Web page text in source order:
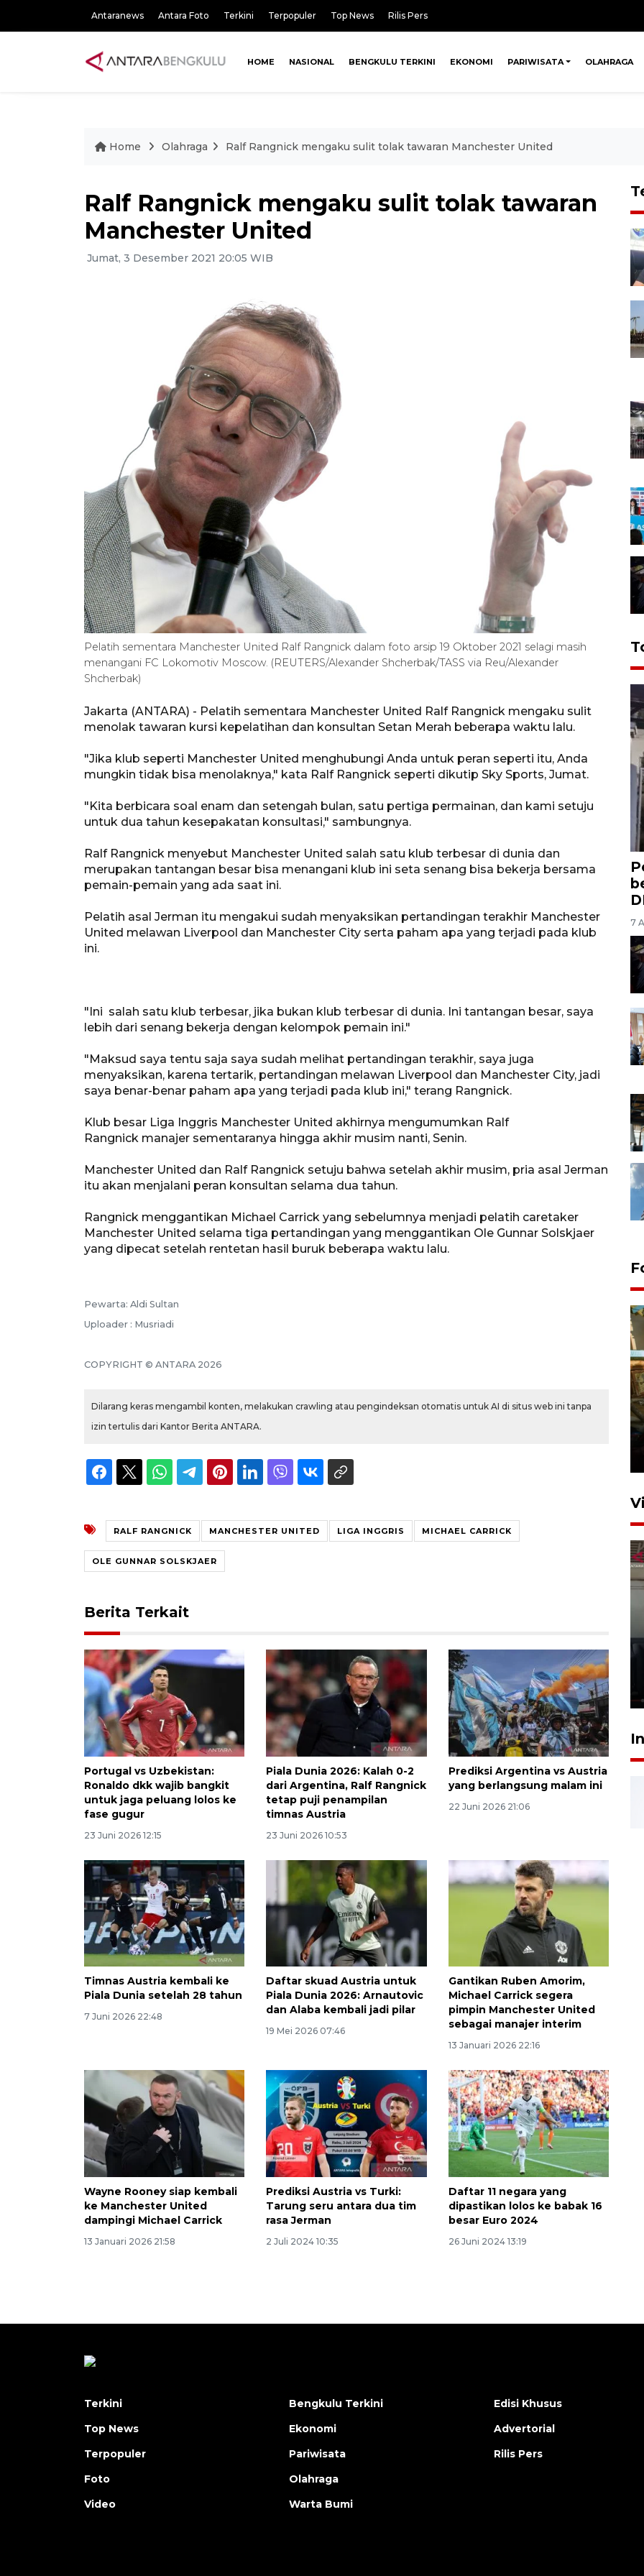
Antaranews Antara Foto Terkini Terpopuler Top News Rilis Pers
HOME NASIONAL BENGKULU TERKINI EKONOMI PARIWISATA OLAHRAGA
Home Olahraga Ralf Rangnick mengaku sulit tolak tawaran Manchester United
Ralf Rangnick mengaku sulit tolak tawaran
Manchester United
Jumat, 3 Desember 2021 20:05 WIB
Pelatih sementara Manchester United Ralf Rangnick dalam foto arsip 19 Oktober 2021 selagi masih
menangani FC Lokomotiv Moscow. (REUTERS/Alexander Shcherbak/TASS via Reu/Alexander
Shcherbak)
Jakarta (ANTARA) - Pelatih sementara Manchester United Ralf Rangnick mengaku sulit
menolak tawaran kursi kepelatihan dan konsultan Setan Merah beberapa waktu lalu.
"Jika klub seperti Manchester United menghubungi Anda untuk peran seperti itu, Anda
mungkin tidak bisa menolaknya," kata Ralf Rangnick seperti dikutip Sky Sports, Jumat.
"Kita berbicara soal enam dan setengah bulan, satu pertiga permainan, dan kami setuju
untuk dua tahun kesepakatan konsultasi," sambungnya.
Ralf Rangnick menyebut Manchester United salah satu klub terbesar di dunia dan
merupakan tantangan besar bisa menangani klub ini seta senang bisa bekerja bersama
pemain-pemain yang ada saat ini.
Pelatih asal Jerman itu mengakui sudah menyaksikan pertandingan terakhir Manchester
United melawan Liverpool dan Manchester City serta paham apa yang terjadi pada klub
ini.
"Ini salah satu klub terbesar, jika bukan klub terbesar di dunia. Ini tantangan besar, saya
lebih dari senang bekerja dengan kelompok pemain ini."
"Maksud saya tentu saja saya sudah melihat pertandingan terakhir, saya juga
menyaksikan, karena tertarik, pertandingan melawan Liverpool dan Manchester City, jadi
saya benar-benar paham apa yang terjadi pada klub ini," terang Rangnick.
Klub besar Liga Inggris Manchester United akhirnya mengumumkan Ralf
Rangnick manajer sementaranya hingga akhir musim nanti, Senin.
Manchester United dan Ralf Rangnick setuju bahwa setelah akhir musim, pria asal Jerman
itu akan menjalani peran konsultan selama dua tahun.
Rangnick menggantikan Michael Carrick yang sebelumnya menjadi pelatih caretaker
Manchester United selama tiga pertandingan yang menggantikan Ole Gunnar Solskjaer
yang dipecat setelah rentetan hasil buruk beberapa waktu lalu.
Pewarta: Aldi Sultan
Uploader : Musriadi
COPYRIGHT © ANTARA 2026
Dilarang keras mengambil konten, melakukan crawling atau pengindeksan otomatis untuk AI di situs web ini tanpa
izin tertulis dari Kantor Berita ANTARA.
RALF RANGNICK MANCHESTER UNITED LIGA INGGRIS MICHAEL CARRICK
OLE GUNNAR SOLSKJAER
Berita Terkait
Portugal vs Uzbekistan:
Ronaldo dkk wajib bangkit
untuk jaga peluang lolos ke
fase gugur
23 Juni 2026 12:15
Piala Dunia 2026: Kalah 0-2
dari Argentina, Ralf Rangnick
tetap puji penampilan
timnas Austria
23 Juni 2026 10:53
Prediksi Argentina vs Austria
yang berlangsung malam ini
22 Juni 2026 21:06
Timnas Austria kembali ke
Piala Dunia setelah 28 tahun
7 Juni 2026 22:48
Daftar skuad Austria untuk
Piala Dunia 2026: Arnautovic
dan Alaba kembali jadi pilar
19 Mei 2026 07:46
Gantikan Ruben Amorim,
Michael Carrick segera
pimpin Manchester United
sebagai manajer interim
13 Januari 2026 22:16
Wayne Rooney siap kembali
ke Manchester United
dampingi Michael Carrick
13 Januari 2026 21:58
Prediksi Austria vs Turki:
Tarung seru antara dua tim
rasa Jerman
2 Juli 2024 10:35
Daftar 11 negara yang
dipastikan lolos ke babak 16
besar Euro 2024
26 Juni 2024 13:19
7
Polonia Medan diduga akibat
kebocoran gas - VIDEO
21 Juli 2026 15:45
160 ribu sambungan baru
jaringan gas 2026
2026-08-07 18:00:00
Terkini
Top News
Terpopuler
Foto
Video
Bengkulu Terkini
Ekonomi
Pariwisata
Olahraga
Warta Bumi
Edisi Khusus
Advertorial
Rilis Pers